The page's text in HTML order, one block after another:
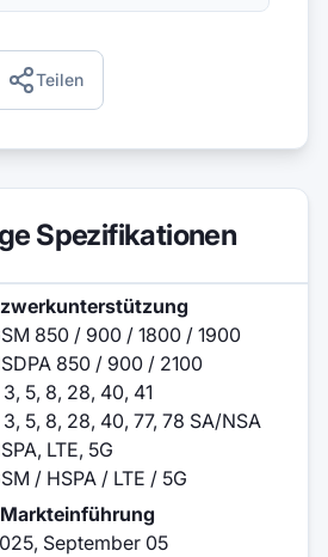
Teilen
Spezifikationen
850 / 900 / 1800 / 1900
850 / 900 / 2100
3, 5, 8, 28, 40, 41
3, 5, 8, 28, 40, 77, 78 SA/NSA
LTE, 5G
/ HSPA / LTE / 5G
Markteinführung
September 05